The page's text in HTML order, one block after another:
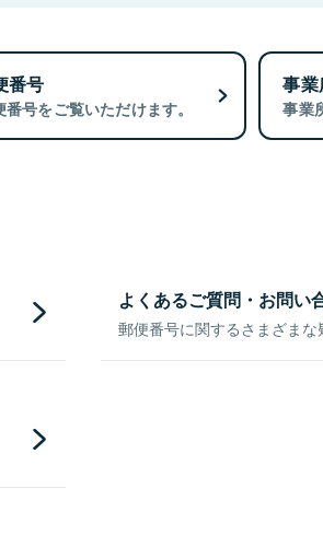
番号
号をご覧いただけます。
事
事業
よくあるご質問・お問い
郵便番号に関するさまざまな